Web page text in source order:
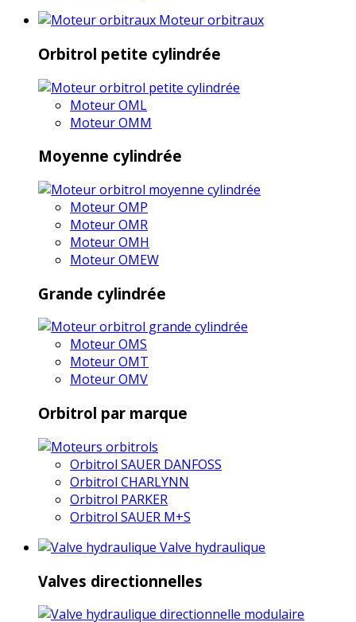
Moteur orbitraux
Orbitrol petite cylindrée
Moteur OML
Moteur OMM
Moyenne cylindrée
Moteur OMP
Moteur OMR
Moteur OMH
Moteur OMEW
Grande cylindrée
Moteur OMS
Moteur OMT
Moteur OMV
Orbitrol par marque
Orbitrol SAUER DANFOSS
Orbitrol CHARLYNN
Orbitrol PARKER
Orbitrol SAUER M+S
Valve hydraulique
Valves directionnelles